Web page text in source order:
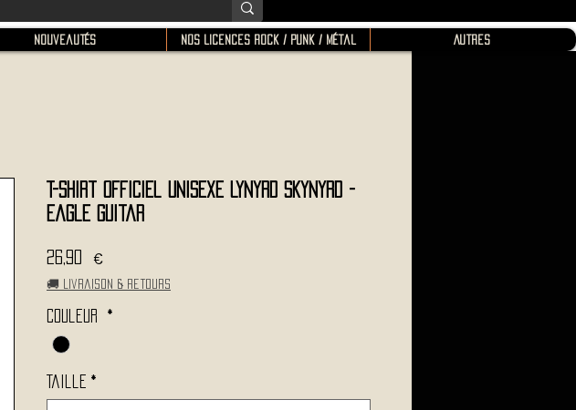
Nouveautés Nos Licences Rock / Punk / Métal Autres
T-Shirt Officiel Unisexe LYNYRD SKYNYRD -
Eagle Guitar
26,90 €
🚚 Livraison & retours
Couleur *
Taille *